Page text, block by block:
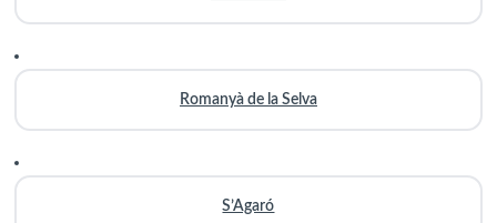
Romanyà de la Selva
S’Agaró